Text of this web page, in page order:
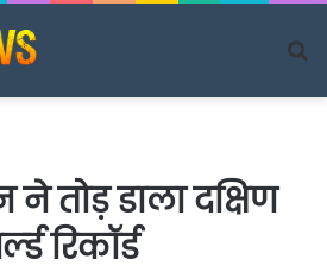
तोड़ डाला दक्षिण
रिकॉर्ड